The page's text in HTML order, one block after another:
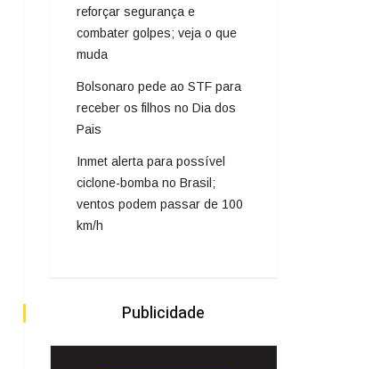
reforçar segurança e
combater golpes; veja o que
muda
Bolsonaro pede ao STF para
receber os filhos no Dia dos
Pais
Inmet alerta para possível
ciclone-bomba no Brasil;
ventos podem passar de 100
km/h
Publicidade